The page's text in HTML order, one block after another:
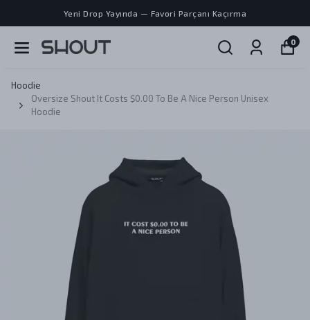
Yeni Drop Yayında — Favori Parçanı Kaçırma
0
Hoodie
Oversize Shout It Costs $0.00 To Be A Nice Person Unisex
Hoodie